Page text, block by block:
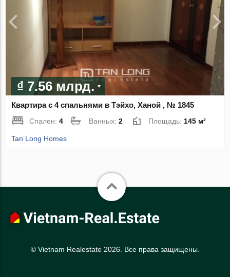
₫ 7.56 млрд.
Квартира с 4 спальнями в Тэйхо, Ханой , № 1845
Спален:4 Ванных:2 Площадь: 145 м²
Tan Long Homes
© Vietnam Realestate 2026. Все права защищены.